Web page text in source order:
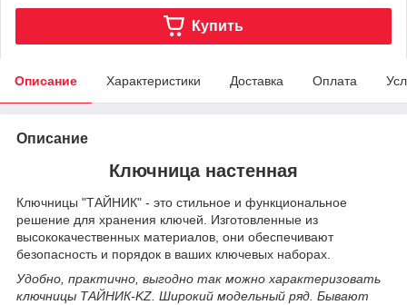
Купить
Описание Характеристики Доставка Оплата
Описание
Ключница настенная
Ключницы "ТАЙНИК" - это стильное и функциональное
решение для хранения ключей. Изготовленные из
высококачественных материалов, они обеспечивают
безопасность и порядок в ваших ключевых наборах.
Удобно, практично, выгодно так можно характеризовать
ключницы ТАЙНИК-KZ. Широкий модельный ряд. Бывают